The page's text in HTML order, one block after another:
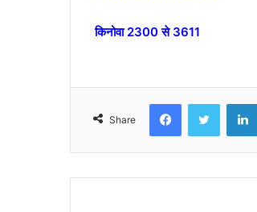
किनोवा 2300 से 3611
Share
FacebookTwitter